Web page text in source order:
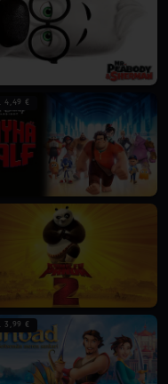
4,49 €
3,99 €